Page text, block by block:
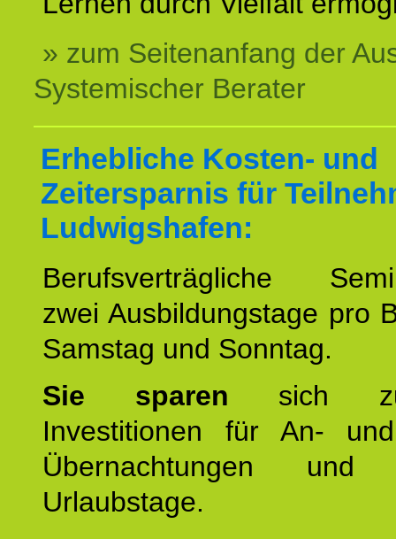
» zum Seitenanfang der
Systemischer Berater
Erhebliche Kosten- und
Zeitersparnis für
Ludwigshafen:
Berufsverträgliche
zwei Ausbildungstage pro
Samstag und Sonntag.
Sie sparen sich
Investitionen für An-
Übernachtungen und
Urlaubstage.